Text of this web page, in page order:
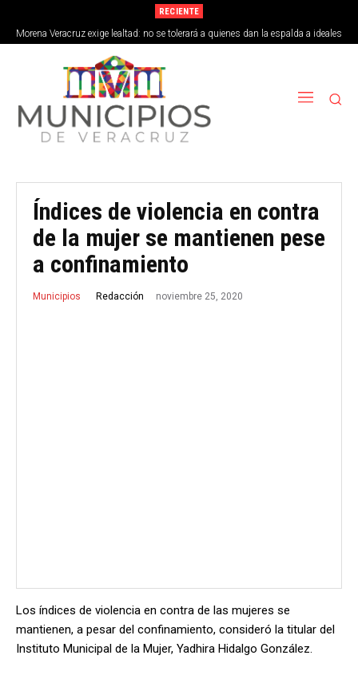
RECIENTE
Morena Veracruz exige lealtad: no se tolerará a quienes dan la espalda a ideales
de la 4T
Índices de violencia en contra
de la mujer se mantienen pese
a confinamiento
Municipios Redacción noviembre 25, 2020
Los índices de violencia en contra de las mujeres se
mantienen, a pesar del confinamiento, consideró la titular del
Instituto Municipal de la Mujer, Yadhira Hidalgo González.